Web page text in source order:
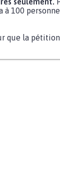
à 100
que la